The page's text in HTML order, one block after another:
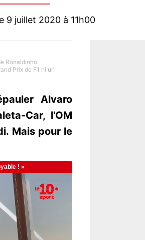
9 juillet 2020 à 11h00
Ronaldinho.
Prix de F1 ni un
Alvaro
Car, l'OM
Mais pour le